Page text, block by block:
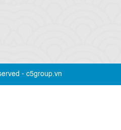
- c5group.vn